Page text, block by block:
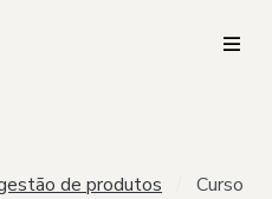
de produtos
Curso